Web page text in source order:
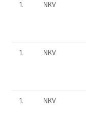
1. NKV
1. NKV
1. NKV